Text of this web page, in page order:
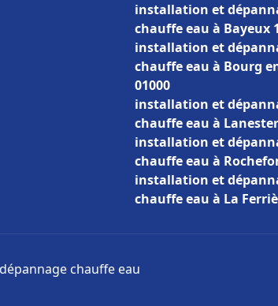
installation et
chauffe eau à Bayeux
installation et
chauffe eau à Bourg
01000
installation et
chauffe eau à
installation et
chauffe eau à
installation et
chauffe eau à La
chauffe eau